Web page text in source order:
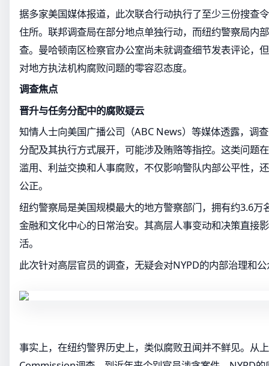
据多家美国媒体报道，此次联合行动执行了至少三份搜查
住所。联邦调查局在部分地点单独行动，而纽约警察局内
查。曼哈顿南区检察官办公室尚未就调查细节发表评论，
对地方执法机构腐败问题的零容忍态度。
调查焦点
晋升与任务分配中的腐败疑云
知情人士向美国广播公司（ABC News）等媒体透露，调
分配及其执行方式展开，可能涉及贿赂等指控。这类问题
滥用、利益交换和人事腐败，不仅影响警队内部公平性，
公正。
纽约警察局是美国规模最大的地方警察部门，拥有约3.6万
金融和文化中心的日常治安。其高层人事变动和决策直接
活。
此次针对高层官员的调查，无疑会对NYPD的内部治理和
事实上，在纽约警界历史上，类似腐败丑闻并不鲜见。从